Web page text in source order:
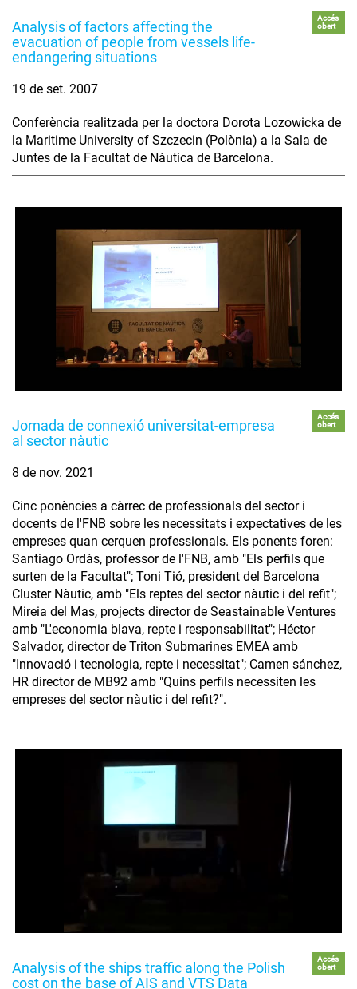
Analysis of factors affecting the
evacuation of people from vessels life-
endangering situations
Accés
obert
19 de set. 2007
Conferència realitzada per la doctora Dorota Lozowicka de
la Maritime University of Szczecin (Polònia) a la Sala de
Juntes de la Facultat de Nàutica de Barcelona.
Jornada de connexió universitat-empresa
al sector nàutic
Accés
obert
8 de nov. 2021
Cinc ponències a càrrec de professionals del sector i
docents de l'FNB sobre les necessitats i expectatives de les
empreses quan cerquen professionals. Els ponents foren:
Santiago Ordàs, professor de l'FNB, amb "Els perfils que
surten de la Facultat"; Toni Tió, president del Barcelona
Cluster Nàutic, amb "Els reptes del sector nàutic i del refit";
Mireia del Mas, projects director de Seastainable Ventures
amb "L'economia blava, repte i responsabilitat"; Héctor
Salvador, director de Triton Submarines EMEA amb
"Innovació i tecnologia, repte i necessitat"; Camen sánchez,
HR director de MB92 amb "Quins perfils necessiten les
empreses del sector nàutic i del refit?".
Analysis of the ships traffic along the Polish
cost on the base of AIS and VTS Data
Accés
obert